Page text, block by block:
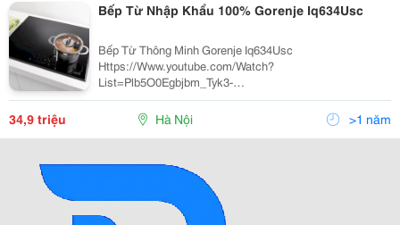
Bếp Từ Nhập Khẩu 100% Gorenje Iq634Usc
Bếp Từ Thông Minh Gorenje Iq634Usc
Https://Www.youtube.com/Watch?
List=Plb5O0Egbjbm_Tyk3-
Sang Trọng Với Mặt Kính Vitroceramic Màu Đen Cao Cấp.
34,9 triệu Hà Nội >1 năm